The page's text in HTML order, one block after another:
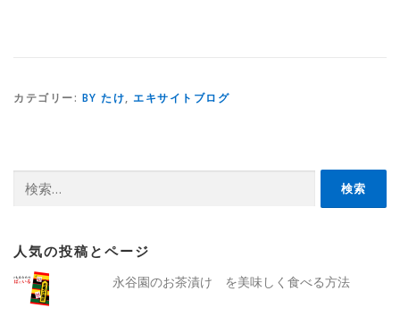
カテゴリー: BY たけ, エキサイトブログ
索:
人気の投稿とページ
永谷園のお茶漬け を美味しく食べる方法